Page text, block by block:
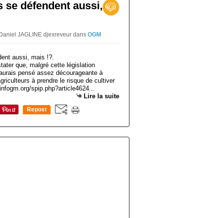
se défendent aussi,
JAGLINE djexreveur dans OGM
que, malgré cette législation
pensé assez décourageante à
à prendre le risque de cultiver
spip.php?article4624...
Lire la suite
Repost